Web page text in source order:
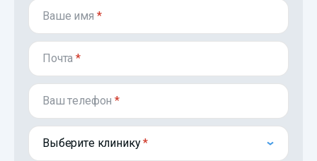
Ваше имя *
Почта*
Ваш телефон*
Выберите клинику